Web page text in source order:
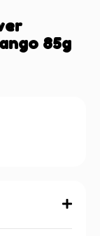
85g